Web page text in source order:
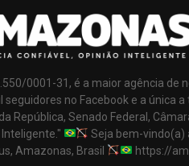
0001-31, é a maior agência de
no Facebook e a única
República, Senado Federal,
Seja bem-vindo(a)
Amazonas, Brasil
https://